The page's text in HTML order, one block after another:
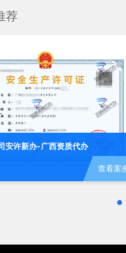
荐
司安许延期-广西资质代办
查看